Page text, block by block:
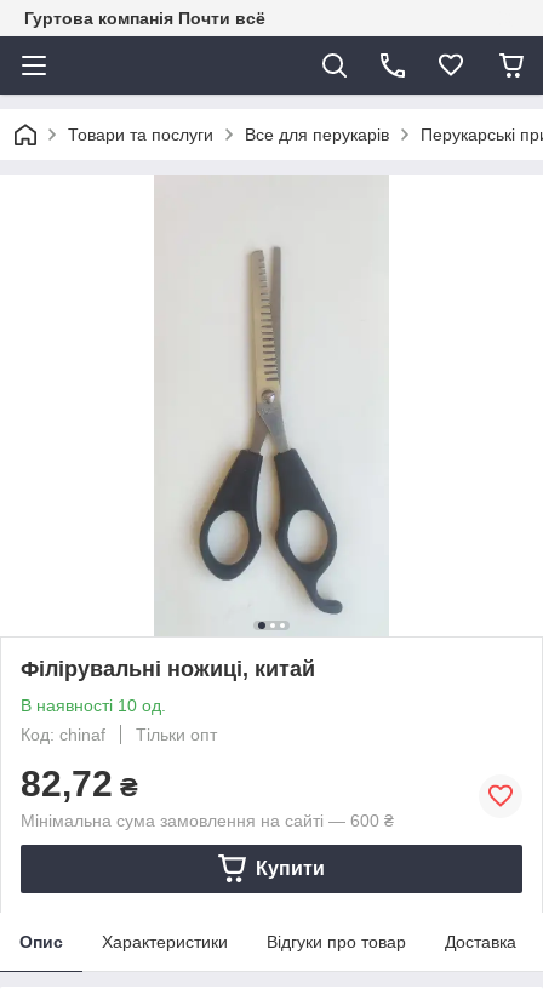
Гуртова компанія Почти всё
Товари та послуги Все для перукарів Перукарські
Філірувальні ножиці, китай
В наявності 10 од.
Код: chinaf
Тільки опт
82,72 ₴
Мінімальна сума замовлення на сайті — 600 ₴
Купити
Опис Характеристики Відгуки про товар Доставка